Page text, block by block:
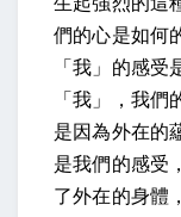
們的心是如何
「我」的感
「我」，我們
是因為外在的
是我們的感受
了外在的身體